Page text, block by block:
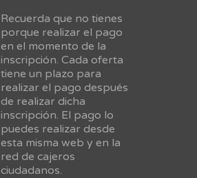
Recuerda que no tienes
porque realizar el pago
en el momento de la
inscripción. Cada oferta
tiene un plazo para
realizar el pago después
de realizar dicha
inscripción. El pago lo
puedes realizar desde
esta misma web y en la
red de cajeros
ciudadanos.